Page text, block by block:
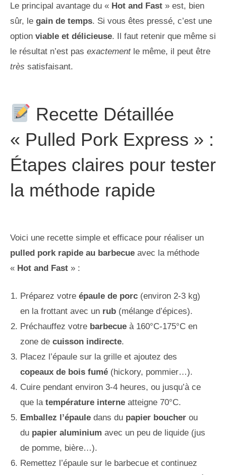
Le principal avantage du « Hot and Fast » est, bien
sûr, le gain de temps. Si vous êtes pressé, c’est une
option viable et délicieuse. Il faut retenir que même si
le résultat n’est pas exactementle même, il peut être
très satisfaisant.
Recette Détaillée
« Pulled Pork Express » :
Étapes claires pour tester
la méthode rapide
Voici une recette simple et efficace pour réaliser un
pulled pork rapide au barbecue avec la méthode
« Hot and Fast » :
Préparez votre épaule de porc (environ 2-3 kg)
en la frottant avec un rub (mélange d’épices).
Préchauffez votre barbecue à 160°C-175°C en
zone de cuisson indirecte.
Placez l’épaule sur la grille et ajoutez des
copeaux de bois fumé (hickory, pommier…).
Cuire pendant environ 3-4 heures, ou jusqu’à ce
que la température interne atteigne 70°C.
Emballez l’épaule dans du papier boucher ou
du papier aluminium avec un peu de liquide (jus
de pomme, bière…).
Remettez l’épaule sur le barbecue et continuez